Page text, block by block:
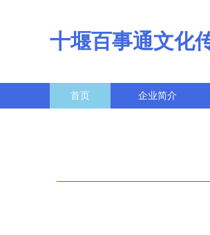
十堰百事通文化
首页 企业简介